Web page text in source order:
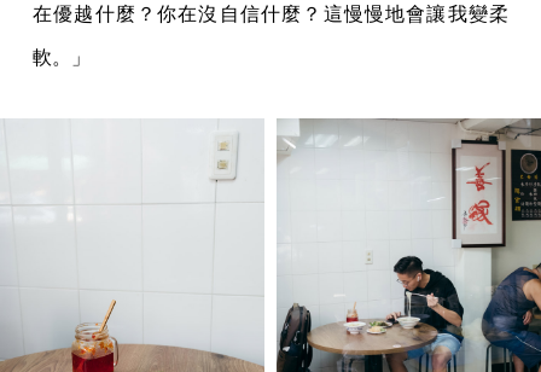
在優越什麼？你在沒自信什麼？這慢慢地會讓我變柔
軟。」